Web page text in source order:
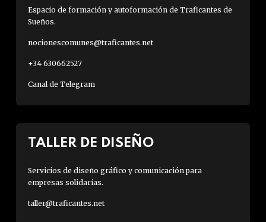
Espacio de formación y autoformación de Traficantes de
Sueños.
nocionescomunes@traficantes.net
+34 630662527
Canal de Telegram
TALLER DE DISEÑO
Servicios de diseño gráfico y comunicación para
empresas solidarias.
taller@traficantes.net